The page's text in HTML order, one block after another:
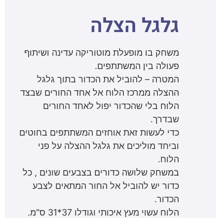
גלגל הצלה
משחק בו מופעלת מוטוריקה עדינה ושיתוף
פעולה בין המשתתפים.
המטרה – להוביל את הכדור בתוך גלגל
ההצלה ממרכז הלוח אל אחד החורים שבצד
הלוח בלי שהכדור יפול לאחד החורים
שבדרך.
כדי לעשות זאת אוחזים המשתתפים בחוטים
וביחד מוליכים את גלגל ההצלה על פני
הלוח.
במשחק שלושה כדורים בצבעים שונים , כל
כדור יש להוביל אל החור המתאים לצבע
הכדור.
הלוח עשוי מעץ איכותי וגודלו 37*31 ס"מ.